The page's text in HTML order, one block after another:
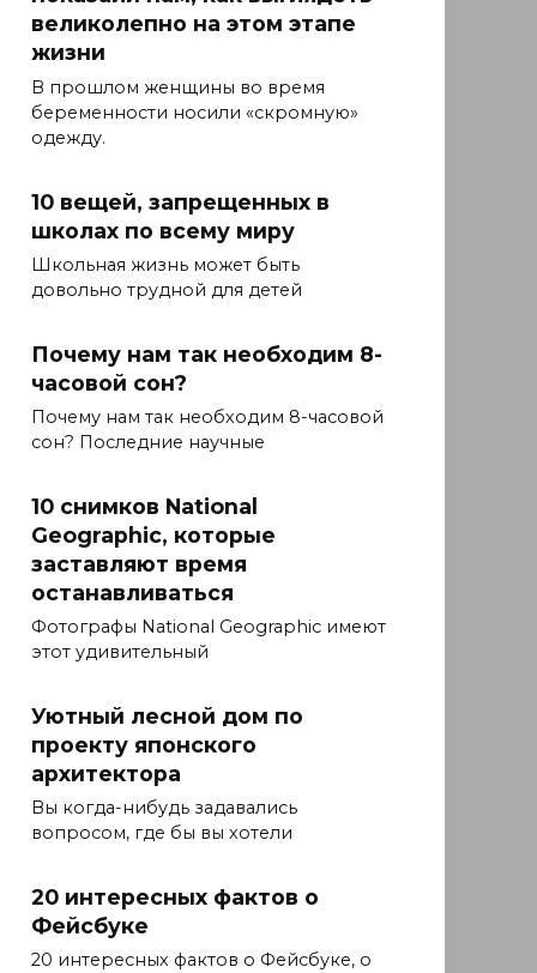
великолепно на этом этапе
жизни
В прошлом женщины во время
беременности носили «скромную»
одежду.
10 вещей, запрещенных в
школах по всему миру
Школьная жизнь может быть
довольно трудной для детей
Почему нам так необходим 8-
часовой сон?
Почему нам так необходим 8-часовой
сон? Последние научные
10 снимков National
Geographic, которые
заставляют время
останавливаться
Фотографы National Geographic имеют
этот удивительный
Уютный лесной дом по
проекту японского
архитектора
Вы когда-нибудь задавались
вопросом, где бы вы хотели
20 интересных фактов о
Фейсбуке
20 интересных фактов о Фейсбуке, о